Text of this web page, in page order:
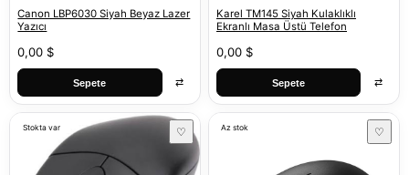
Canon LBP6030 Siyah Beyaz Lazer
Yazıcı
0,00 $
Sepete ⇄
Karel TM145 Siyah Kulaklıklı
Ekranlı Masa Üstü Telefon
0,00 $
Sepete ⇄
Stokta var ♡ Az stok ♡